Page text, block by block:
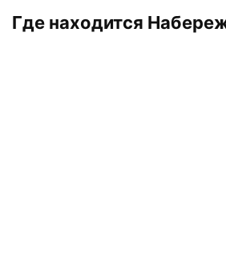
Где находится